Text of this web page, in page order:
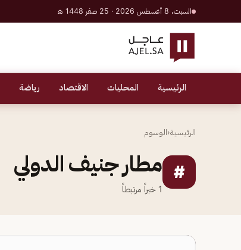
السبت، 8 أغسطس 2026 · 25 صفر 1448 هـ
الرئيسية المحليات الاقتصاد رياضة
الرئيسية‹الوسوم
# مطار جنيف الدولي
1 خبراً مرتبطاً